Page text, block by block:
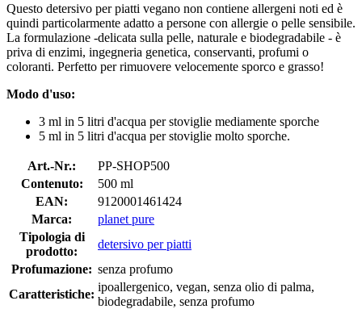
Questo detersivo per piatti vegano non contiene allergeni noti ed è
quindi particolarmente adatto a persone con allergie o pelle sensibile.
La formulazione -delicata sulla pelle, naturale e biodegradabile - è
priva di enzimi, ingegneria genetica, conservanti, profumi o
coloranti. Perfetto per rimuovere velocemente sporco e grasso!
Modo d'uso:
3 ml in 5 litri d'acqua per stoviglie mediamente sporche
5 ml in 5 litri d'acqua per stoviglie molto sporche.
Art.-Nr.:
PP-SHOP500
Contenuto:
500 ml
EAN:
9120001461424
Marca:
planet pure
Tipologia di
prodotto:
detersivo per piatti
Profumazione: senza profumo
Caratteristiche:
ipoallergenico, vegan, senza olio di palma,
biodegradabile, senza profumo